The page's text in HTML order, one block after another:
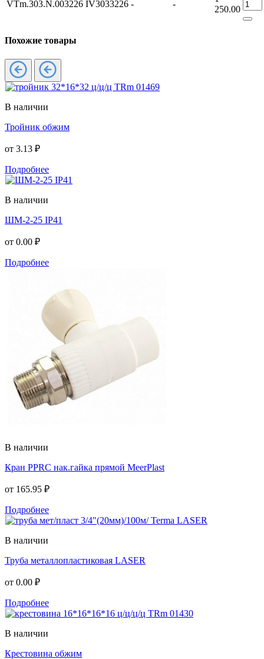
VTm.303.N.003226 IV3033226 - -
250.00
Похожие товары
В наличии
Тройник обжим
от 3.13 ₽
Подробнее
В наличии
ШМ-2-25 IP41
от 0.00 ₽
Подробнее
В наличии
Кран PPRC нак.гайка прямой MeerPlast
от 165.95 ₽
Подробнее
В наличии
Труба металлопластиковая LASER
от 0.00 ₽
Подробнее
В наличии
Крестовина обжим